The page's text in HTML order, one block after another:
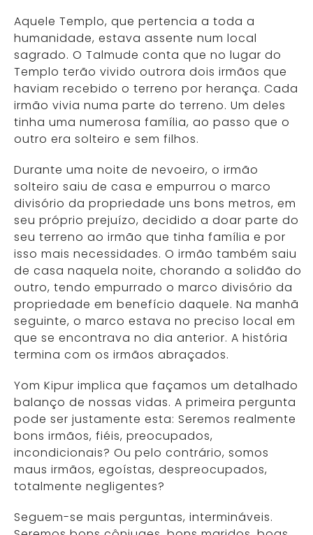
Aquele Templo, que pertencia a toda a
humanidade, estava assente num local
sagrado. O Talmude conta que no lugar do
Templo terão vivido outrora dois irmãos que
haviam recebido o terreno por herança. Cada
irmão vivia numa parte do terreno. Um deles
tinha uma numerosa família, ao passo que o
outro era solteiro e sem filhos.
Durante uma noite de nevoeiro, o irmão
solteiro saiu de casa e empurrou o marco
divisório da propriedade uns bons metros, em
seu próprio prejuízo, decidido a doar parte do
seu terreno ao irmão que tinha família e por
isso mais necessidades. O irmão também saiu
de casa naquela noite, chorando a solidão do
outro, tendo empurrado o marco divisório da
propriedade em benefício daquele. Na manhã
seguinte, o marco estava no preciso local em
que se encontrava no dia anterior. A história
termina com os irmãos abraçados.
Yom Kipur implica que façamos um detalhado
balanço de nossas vidas. A primeira pergunta
pode ser justamente esta: Seremos realmente
bons irmãos, fiéis, preocupados,
incondicionais? Ou pelo contrário, somos
maus irmãos, egoístas, despreocupados,
totalmente negligentes?
Seguem-se mais perguntas, intermináveis.